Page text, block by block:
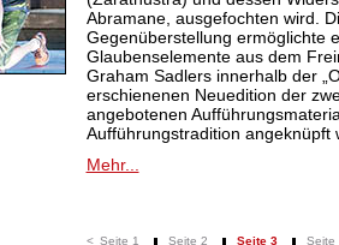
Abramane, ausgefochten wird.
Gegenüberstellung ermöglichte
Glaubenselemente aus dem
Graham Sadlers innerhalb der
erschienenen Neuedition der
angebotenen
Aufführungstradition angeknüpft
Mehr...
< Seite 1 Seite 2 Seite 3 Seite